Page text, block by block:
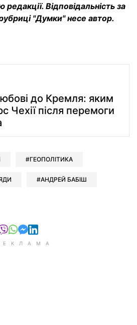
редакції. Відповідальність за
"Думки" несе автор.
до Кремля: яким
Чехії після перемоги
ГЕОПОЛІТИКА
АНДРЕЙ БАБІШ
у Telegram
у Facebook
у X
відправити у Viber
відправити у Whatsapp
відправити у Messenger
відправити у LinkedIn